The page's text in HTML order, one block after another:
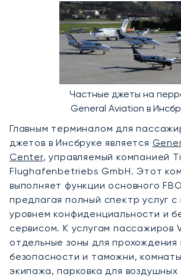
Частные джеты на
General Aviation в
Главным терминалом для
джетов в Инсбруке является
Center, управляемый компанией
Flughafenbetriebs GmbH. Этот
выполняет функции основного
предлагая полный спектр услуг
уровнем конфиденциальности и
сервисом. К услугам пассажиров
отдельные зоны для прохождения
безопасности и таможни,
экипажа, парковка для воздушных